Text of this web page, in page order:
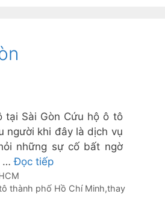
tại Sài Gòn Cứu hộ ô tô
người khi đây là dịch vụ
những sự cố bất ngờ
…Đọc tiếp
thành phố Hồ Chí Minh,thay